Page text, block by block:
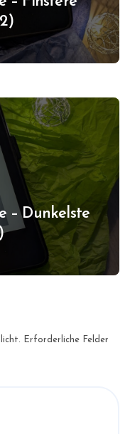
– Dunkelste
Erforderliche Felder